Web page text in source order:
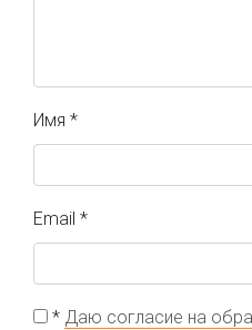
Имя *
Email *
* Даю согласие на